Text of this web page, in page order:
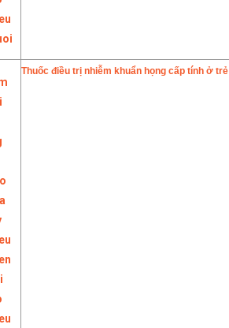
Thuốc điều trị nhiễm khuẩn họng cấp tính ở trẻ